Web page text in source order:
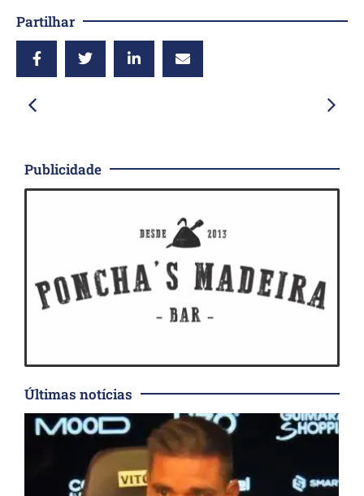
Partilhar
Publicidade
Últimas notícias